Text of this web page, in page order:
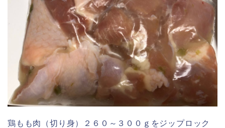
鶏もも肉（切り身）２６０～３００ｇをジップロック